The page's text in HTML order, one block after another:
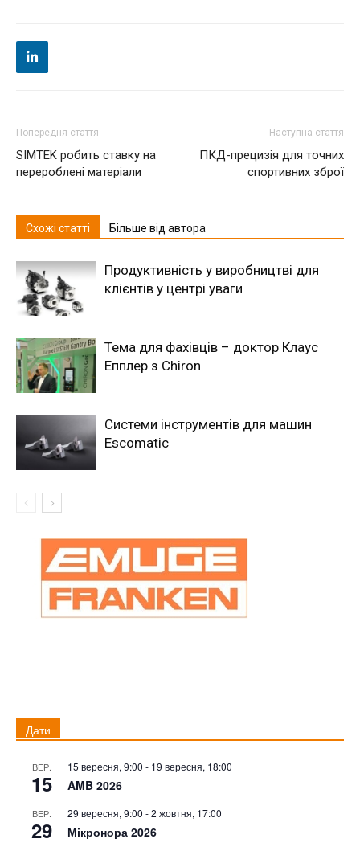
Попередня стаття
SIMTEK робить ставку на
перероблені матеріали
Наступна стаття
ПКД-прецизія для точних
спортивних зброї
Схожі статті Більше від автора
Продуктивність у виробництві для
клієнтів у центрі уваги
Тема для фахівців – доктор Клаус
Епплер з Chiron
Системи інструментів для машин
Escomatic
Дати
ВЕР.
15
15 вересня, 9:00 - 19 вересня, 18:00
AMB 2026
ВЕР.
29
29 вересня, 9:00 -2 жовтня, 17:00
Мікронора 2026